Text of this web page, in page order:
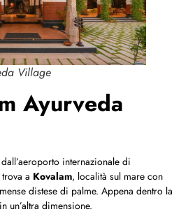
Village
Ayurveda
internazionale di
a Kovalam, località sul mare con
distese di palme. Appena dentro la
un’altra dimensione.